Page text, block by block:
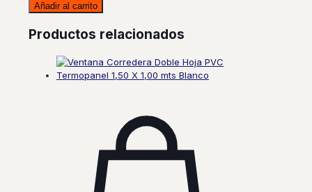
Añadir al carrito
Productos relacionados